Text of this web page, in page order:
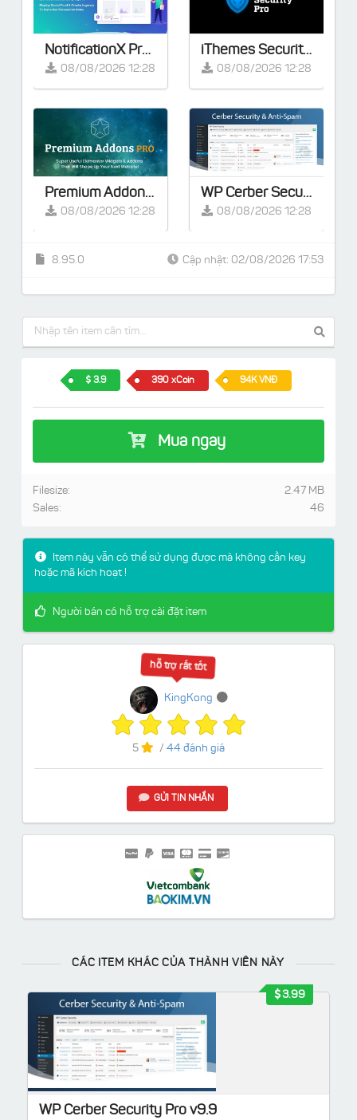
NotificationX Pro v3.1.5 – Giải pháp tiếp thị tốt nhất cho website WordPress của bạn
08/08/2026 12:28
iThemes Security Pro v9.0.4
08/08/2026 12:28
Premium Addons PRO for Elementor v2.9.57 [Activated]
08/08/2026 12:28
WP Cerber Security Pro v9.9
08/08/2026 12:28
8.95.0 Cập nhật: 02/08/2026 17:53
3.9 390 xCoin 94K VNĐ
Mua ngay
2.47 MB
Filesize:
46
Sales:
Item này vẫn có thể sử dụng được mà không cần key
hoặc mã kích hoạt !
Người bán có hỗ trợ cài đặt item
hỗ trợ rất tốt
KingKong
5 / 44 đánh giá
GỬI TIN NHẮN
CÁC ITEM KHÁC CỦA THÀNH VIÊN NÀY
WP Cerber Security Pro v9.9
3.99